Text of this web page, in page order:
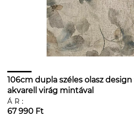
106cm dupla széles olasz
akvarell virág mintával
ÁR:
67 990 Ft